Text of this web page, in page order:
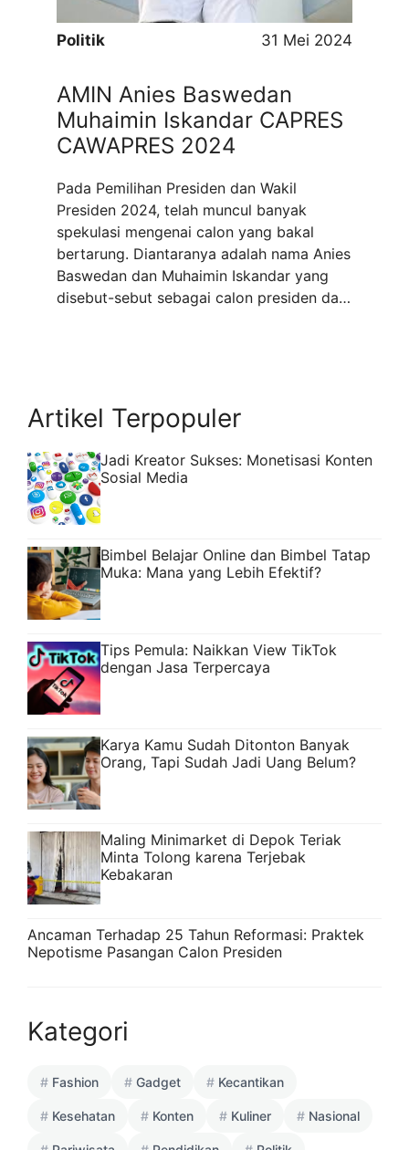
Politik 31 Mei 2024
AMIN Anies Baswedan
Muhaimin Iskandar CAPRES
CAWAPRES 2024
Pada Pemilihan Presiden dan Wakil
Presiden 2024, telah muncul banyak
spekulasi mengenai calon yang bakal
bertarung. Diantaranya adalah nama Anies
Baswedan dan Muhaimin Iskandar yang
disebut-sebut sebagai calon presiden dan
Gubernur DKI Jakarta, ...
Artikel Terpopuler
Jadi Kreator Sukses: Monetisasi Konten
Sosial Media
Bimbel Belajar Online dan Bimbel Tatap
Muka: Mana yang Lebih Efektif?
Tips Pemula: Naikkan View TikTok
dengan Jasa Terpercaya
Karya Kamu Sudah Ditonton Banyak
Orang, Tapi Sudah Jadi Uang Belum?
Maling Minimarket di Depok Teriak
Minta Tolong karena Terjebak
Kebakaran
Ancaman Terhadap 25 Tahun Reformasi: Praktek
Nepotisme Pasangan Calon Presiden
Kategori
Fashion Gadget Kecantikan
Kesehatan Konten Kuliner Nasional